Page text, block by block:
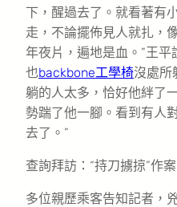
下，醒過去了。就看著有
走，不論擺佈見人就扎，
年夜片，遍地是血。”王平
也backbone工學椅沒處所
躺的人太多，恰好他絆了
勢踹了他一腳。看到有人
去了。”
查詢拜訪：“持刀擄掠”作
多位親歷乘客告知記者，